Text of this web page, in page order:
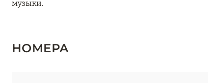
InterContinental Lyon – Hotel Dieu
Kopster Hotel Lyon Groupama Stadium
музыки.
НОМЕРА